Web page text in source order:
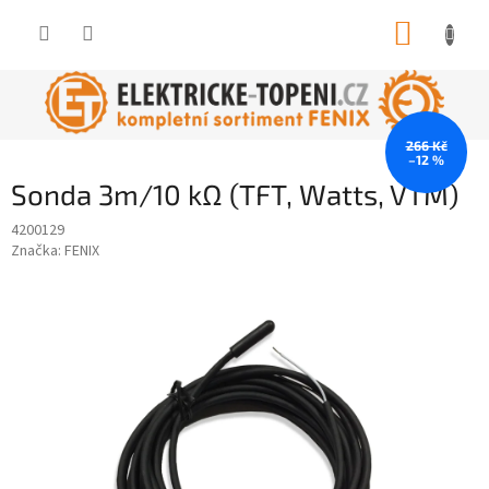
Sonda 3m/10 kΩ (TFT, Watts, VTM)
4200129
Značka: FENIX
266 Kč
–12 %